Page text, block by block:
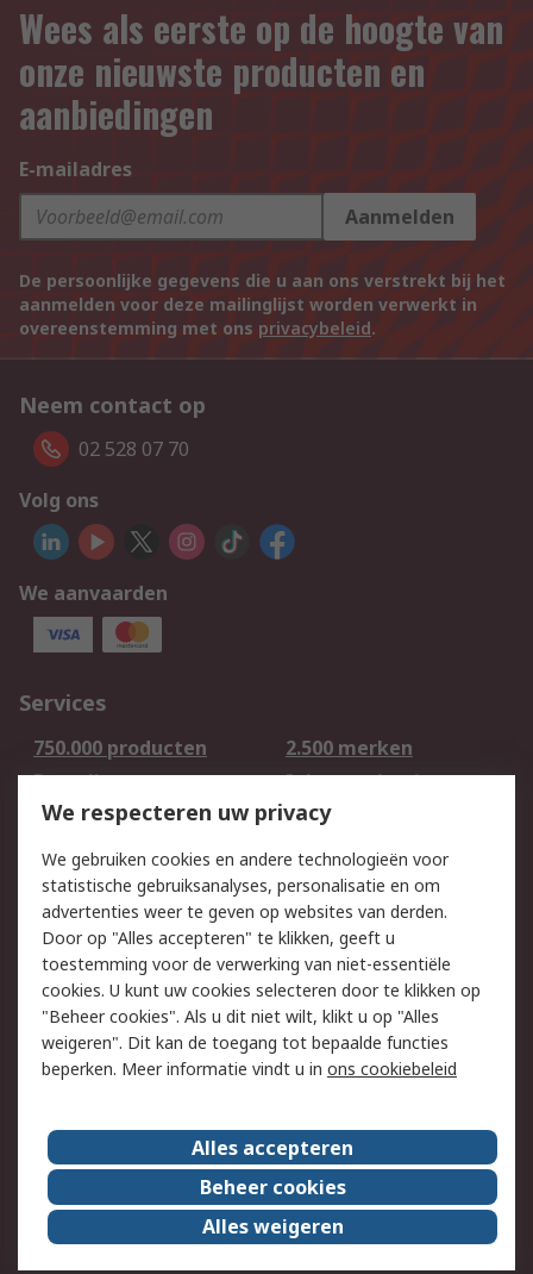
Wees als eerste op de hoogte van
onze nieuwste producten en
aanbiedingen
E-mailadres
Aanmelden
De persoonlijke gegevens die u aan ons verstrekt bij het
aanmelden voor deze mailinglijst worden verwerkt in
overeenstemming met ons privacybeleid.
Neem contact op
02 528 07 70
Volg ons
We aanvaarden
Services
750.000 producten
2.500 merken
Bestellen
Inkoopoplossingen
Retouren
Technisch advies
Track & Trace
Wettelijk
Cookiebeleid
Email veiligheid
Privacybeleid -
Bijgewerkt
Websitevoorwaarden
Algemene
verkoopvoorwaarden
Over RS
RS Group
Over ons
RS wereldwijd
Werken bij RS
ESG
We respecteren uw privacy
We gebruiken cookies en andere technologieën voor
statistische gebruiksanalyses, personalisatie en om
advertenties weer te geven op websites van derden.
Door op "Alles accepteren" te klikken, geeft u
toestemming voor de verwerking van niet-essentiële
cookies. U kunt uw cookies selecteren door te klikken op
"Beheer cookies". Als u dit niet wilt, klikt u op "Alles
weigeren". Dit kan de toegang tot bepaalde functies
beperken. Meer informatie vindt u in ons cookiebeleid
Alles accepteren
Beheer cookies
Alles weigeren